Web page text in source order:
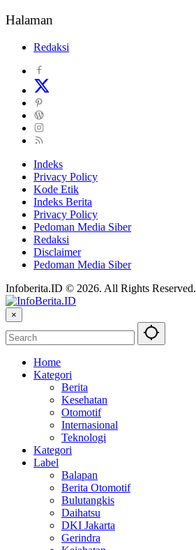
Halaman
Redaksi
Indeks
Privacy Policy
Kode Etik
Indeks Berita
Privacy Policy
Pedoman Media Siber
Redaksi
Disclaimer
Pedoman Media Siber
Infoberita.ID © 2026. All Rights Reserved.
×
Home
Kategori
Berita
Kesehatan
Otomotif
Internasional
Teknologi
Kategori
Label
Balapan
Berita Otomotif
Bulutangkis
Daihatsu
DKI Jakarta
Gerindra